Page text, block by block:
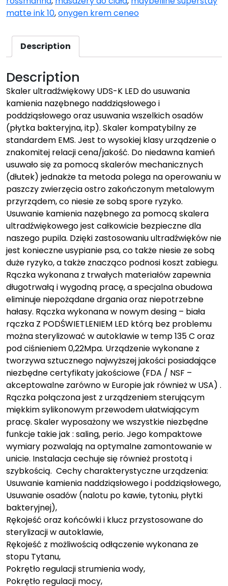
matte ink 10,onygen krem ceneo
Description
Description
Skaler ultradźwiękowy UDS-K LED do usuwania
kamienia nazębnego naddziąsłowego i
poddziąsłowego oraz usuwania wszelkich osadów
(płytka bakteryjna, itp). Skaler kompatybilny ze
standardem EMS. Jest to wysokiej klasy urządzenie o
znakomitej relacji cena/jakość. Do niedawna kamień
usuwało się za pomocą skalerów mechanicznych
(dłutek) jednakże ta metoda polega na operowaniu w
paszczy zwierzęcia ostro zakończonym metalowym
przyrządem, co niesie ze sobą spore ryzyko.
Usuwanie kamienia nazębnego za pomocą skalera
ultradźwiękowego jest całkowicie bezpieczne dla
naszego pupila. Dzięki zastosowaniu ultradźwięków nie
jest konieczne usypianie psa, co także niesie ze sobą
duże ryzyko, a także znacząco podnosi koszt zabiegu.
Rączka wykonana z trwałych materiałów zapewnia
długotrwałą i wygodną pracę, a specjalna obudowa
eliminuje niepożądane drgania oraz niepotrzebne
hałasy. Rączka wykonana w nowym desing – biała
rączka Z PODŚWIETLENIEM LED którą bez problemu
można sterylizować w autoklawie w temp 135 C oraz
pod ciśnieniem 0,22Mpa. Urządzenie wykonane z
tworzywa sztucznego najwyższej jakości posiadające
niezbędne certyfikaty jakościowe (FDA / NSF –
akceptowalne zarówno w Europie jak również w USA) .
Rączka połączona jest z urządzeniem sterującym
miękkim sylikonowym przewodem ułatwiającym
pracę. Skaler wyposażony we wszystkie niezbędne
funkcje takie jak : saling, perio. Jego kompaktowe
wymiary pozwalają na optymalne zamontowanie w
unicie. Instalacja cechuje się również prostotą i
szybkością. Cechy charakterystyczne urządzenia:
Usuwanie kamienia naddziąsłowego i poddziąsłowego,
Usuwanie osadów (nalotu po kawie, tytoniu, płytki
bakteryjnej),
Rękojeść oraz końcówki i klucz przystosowane do
sterylizacji w autoklawie,
Rękojeść z możliwością odłączenie wykonana ze
stopu Tytanu,
Pokrętło regulacji strumienia wody,
Pokrętło regulacji mocy,